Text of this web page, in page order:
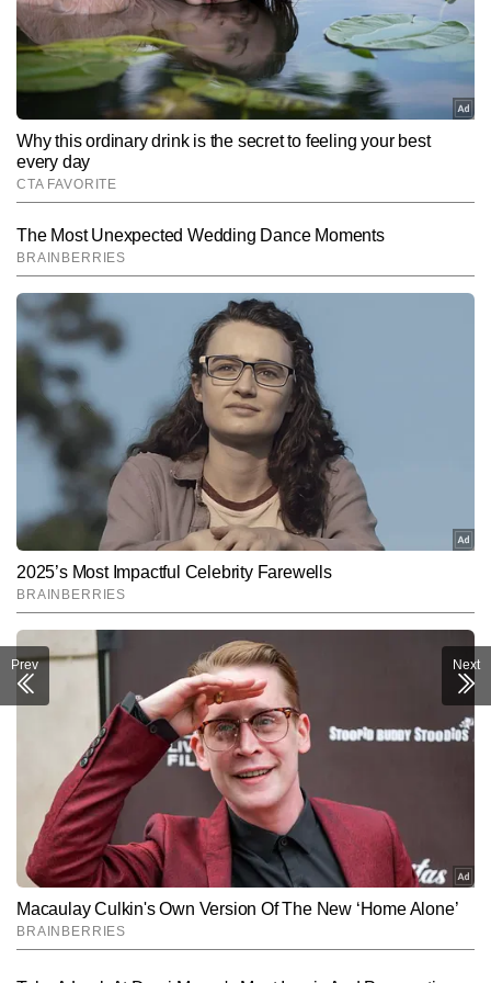
और अबतक 2,000 से अधिक न्यूज रिपोर्ट लिख चुके हैं। उनकी लेखन शैली शहर
की नब्ज पकड़ते हुए ऐसे कंटेंट पर केंद्रित रहती है, जो सीधे पाठकों के जीवन और
उनकी रोजमर्रा की चिंताओं से जुड़ा होता है।
Follow Us:
Subscribe to our daily Newsletter!
Prev Next